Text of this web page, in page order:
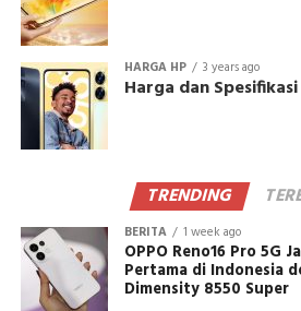
HARGA HP 3 years ago
Harga dan Spesifikasi
TRENDING
BERITA 1 week ago
OPPO Reno16 Pro 5G
Pertama di Indonesia
Dimensity 8550 Super